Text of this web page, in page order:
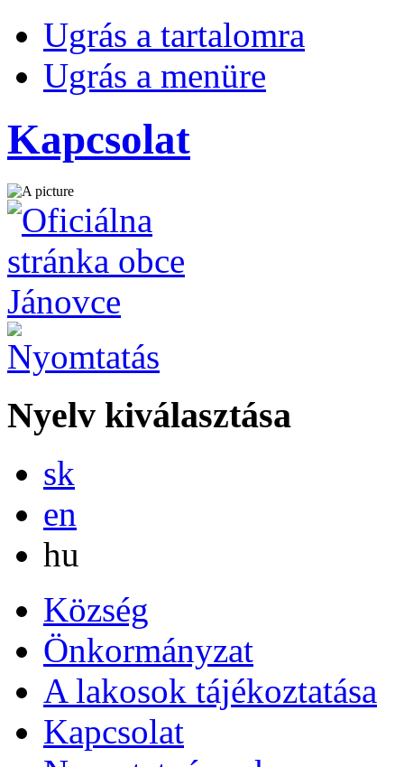
Ugrás a tartalomra
Ugrás a menüre
Kapcsolat
Nyelv kiválasztása
sk
en
hu
Község
Önkormányzat
A lakosok tájékoztatása
Kapcsolat